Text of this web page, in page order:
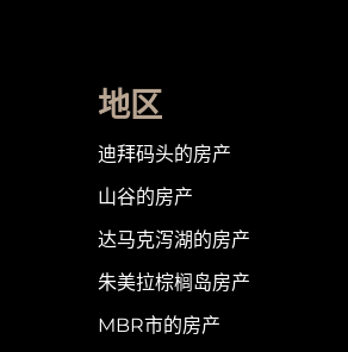
地区
迪拜码头的房产
山谷的房产
达马克泻湖的房产
朱美拉棕榈岛房产
MBR市的房产